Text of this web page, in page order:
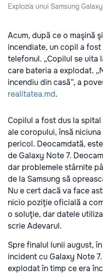
Explozia unui Samsung
Acum, după ce o maşină
incendiate, un copil a
telefonul. „Copilul se uita
care bateria a explodat.
incendiu din casă”, a
realitatea.md.
Copilul a fost dus la
ale coropului, însă
pericol. Deocamdată,
de Galaxy Note 7.
dar problemele stârnite
de la Samsung să
Nu e cert dacă va face
nicio poziţie oficială a
o soluţie, dar datele
scrie Adevarul.
Spre finalul lunii august,
incident cu Galaxy Note
explodat în timp ce era